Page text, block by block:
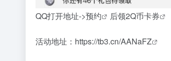
QQ打开地址->预约 后领2Q币卡券
活动地址： https://tb3.cn/AANaFZ